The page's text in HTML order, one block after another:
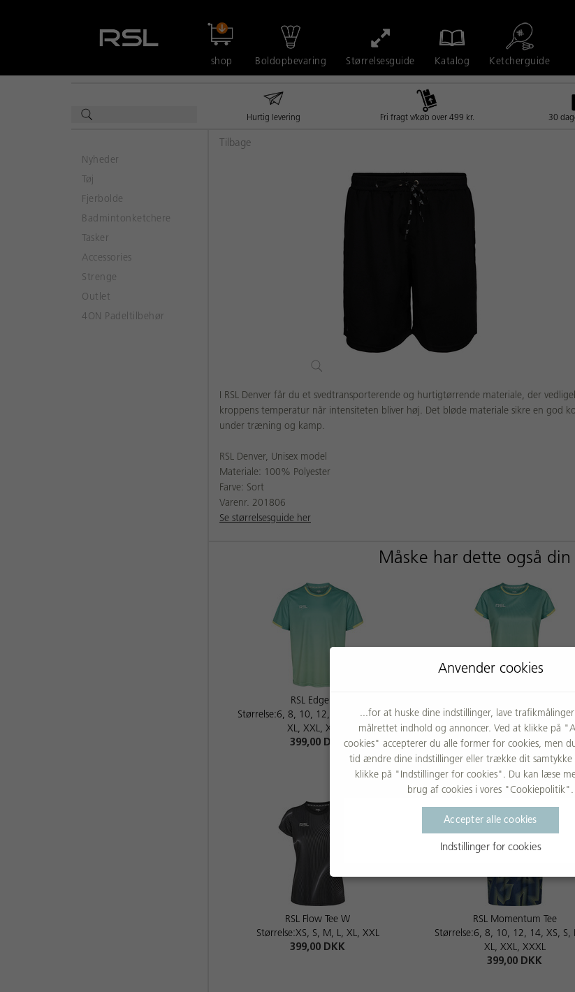
shop Boldopbevaring Størrelsesguide Katalog Ketcherguide
Hurtig levering Fri fragt v/køb over 499 kr. 30
Nyheder
Tøj
Fjerbolde
Badmintonketchere
Tasker
Accessories
Strenge
Outlet
4ON Padeltilbehør
Tilbage
I RSL Denver får du et svedtransporterende og hurtigtørrende materiale, der
kroppens temperatur når intensiteten bliver høj. Det bløde materiale sikre en god
under træning og kamp.
RSL Denver, Unisex model
Materiale: 100% Polyester
Farve: Sort
Varenr. 201806
Se størrelsesguide her
Måske har dette også din
RSL Edge Tee
Størrelse:6, 8, 10, 12, 14, XS, S, M, L,
XL, XXL, XXXL
399,00 DKK
Størrelse:XS, S, M, L, XL, XXL
399,00 DKK
RSL Flow Tee W
Størrelse:XS, S, M, L, XL, XXL
399,00 DKK
RSL Momentum Tee
Størrelse:6, 8, 10, 12, 14, XS, S,
XL, XXL, XXXL
399,00 DKK
Anvender cookies
...for at huske dine indstillinger, lave
målrettet indhold og annoncer. Ved at klikke på
cookies" accepterer du alle former for cookies, men
tid ændre dine indstillinger eller trække dit samtykke
klikke på "Indstillinger for cookies". Du kan læse
brug af cookies i vores "Cookiepolitik".
Accepter alle cookies
Indstillinger for cookies